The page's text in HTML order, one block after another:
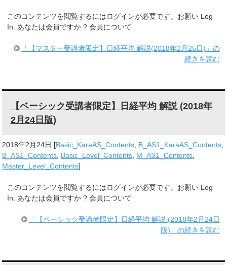
このコンテンツを閲覧するにはログインが必要です。お願い Log
In. あなたは会員ですか ? 会員について
「【マスター受講者限定】日経平均 解説(2018年2月25日)」の
続きを読む
【ベーシック受講者限定】日経平均 解説 (2018年
2月24日版)
2018年2月24日 [Basic_KaraAS_Contents B_AS1_KaraAS_Contents
B_AS1_Contents Basic_Level_Contents M_AS1_Contents
Master_Level_Contents]
このコンテンツを閲覧するにはログインが必要です。お願い Log
In. あなたは会員ですか ? 会員について
「【ベーシック受講者限定】日経平均 解説 (2018年2月24日
版)」の続きを読む